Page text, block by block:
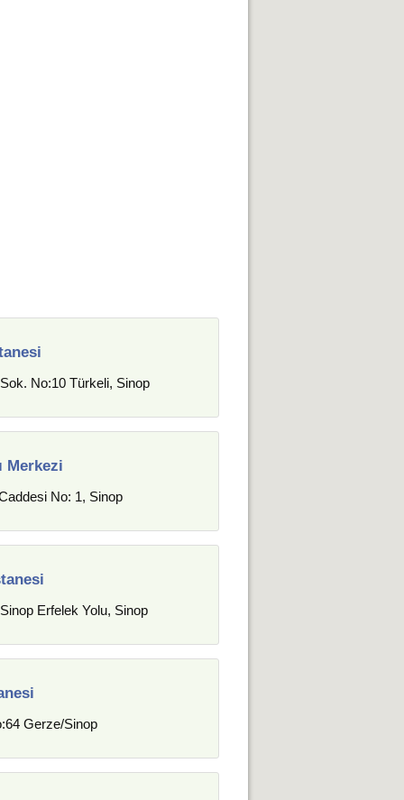
No:10 Türkeli, Sinop
Merkezi
No: 1, Sinop
Erfelek Yolu, Sinop
Gerze/Sinop